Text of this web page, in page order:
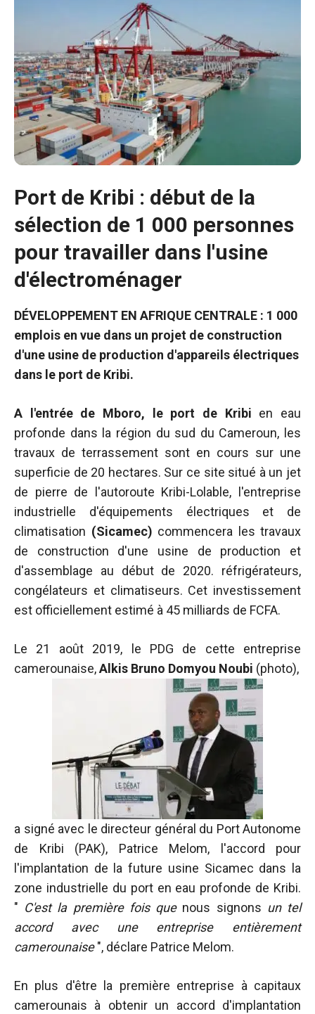
Port de Kribi : début de la
sélection de 1 000 personnes
pour travailler dans l'usine
d'électroménager
DÉVELOPPEMENT EN AFRIQUE CENTRALE : 1 000
emplois en vue dans un projet de construction
d'une usine de production d'appareils électriques
dans le port de Kribi.
A l'entrée de Mboro, le port de Kribi en eau
profonde dans la région du sud du Cameroun, les
travaux de terrassement sont en cours sur une
superficie de 20 hectares. Sur ce site situé à un jet
de pierre de l'autoroute Kribi-Lolable, l'entreprise
industrielle d'équipements électriques et de
climatisation (Sicamec) commencera les travaux
de construction d'une usine de production et
d'assemblage au début de 2020. réfrigérateurs,
congélateurs et climatiseurs. Cet investissement
est officiellement estimé à 45 milliards de FCFA.
Le 21 août 2019, le PDG de cette entreprise
camerounaise,Alkis Bruno Domyou Noubi (photo),
a signé avec le directeur général du Port Autonome
de Kribi (PAK), Patrice Melom, l'accord pour
l'implantation de la future usine Sicamec dans la
zone industrielle du port en eau profonde de Kribi.
" C'est la première fois quenous signons un tel
accord avec une entreprise entièrement
camerounaise", déclare Patrice Melom.
En plus d'être la première entreprise à capitaux
camerounais à obtenir un accord d'implantation
Nécessaire
Ces cookies ne
sont pas
facultatifs. Ils
sont
nécessaires au
fonctionnement
Statistiques
Afin
fonctionnalité
et la structure
du site web,
en fonction
de la manière
dont le site
est utilisé.
Expérience
Afin que notre
fonctionne au
mieux pendant
votre visite. Si
du site web.
Marketing
En partageant
vos intérêts et
votre
comportement
lors de la
visite de notre
site, vous
augmentez
les chances
de voir des
des offres
personnalisés.